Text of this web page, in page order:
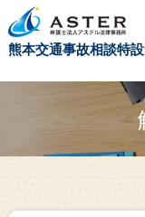
熊本交通事故相談特